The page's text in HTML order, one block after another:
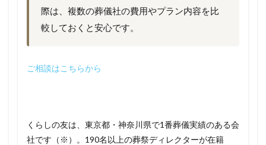
際は、複数の葬儀社の費用やプラン内容を比
較しておくと安心です。
ご相談はこちらから
くらしの友は、東京都・神奈川県で1番葬儀実績のある会
社です（※）。190名以上の葬祭ディレクターが在籍